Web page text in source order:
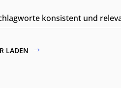
konsistent und
LADEN